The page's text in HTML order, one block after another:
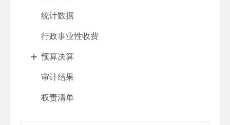
统计数据
行政事业性收费
预算决算
审计结果
权责清单